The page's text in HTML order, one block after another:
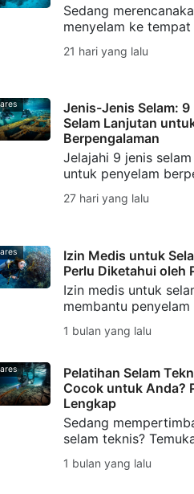
Sedang
menyelam ke
medis penting bagi
21 hari yang lalu
Jenis-Jenis Selam: 9
Selam Lanjutan
Berpengalaman
Jelajahi 9 jenis
untuk penyelam
mulai dari
Diving) dan
Rebreather, dan
27 hari yang lalu
Izin Medis untuk
Perlu Diketahui oleh
Izin medis untuk
membantu
asma, diabetes,
atau kondisi medis
penyelaman yang
1 bulan yang lalu
Pelatihan Selam
Cocok untuk Anda?
Lengkap
Sedang
selam teknis?
peralatan, dan dasar-
keselamatan yang
1 bulan yang lalu